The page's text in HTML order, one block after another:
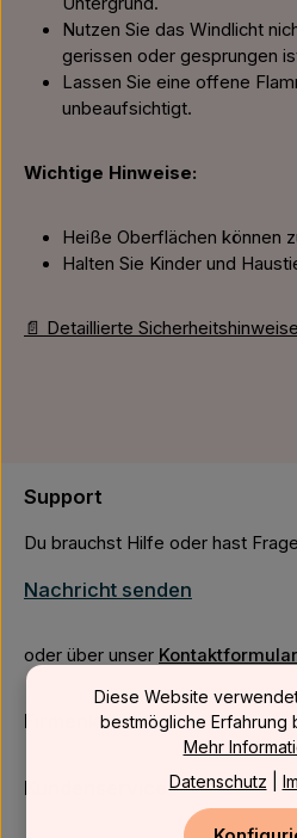
Nutzen Sie das Windlicht
gerissen oder gesprungen
Lassen Sie eine offene
unbeaufsichtigt.
Wichtige Hinweise:
Heiße Oberflächen können
Halten Sie Kinder und
📄 Detaillierte
Support
Du brauchst Hilfe oder hast
Nachricht senden
oder über unser Kontaktformular
Firmenkunden
Kundenservice
Diese Website
bestmögliche Erfahrung
Mehr
Datenschutz